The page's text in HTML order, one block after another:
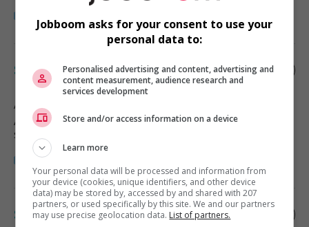
Supervisor, truck drivers
Aldergrove
Automobile, transport et mécanique
spécialisée
Supervisor, truck drivers
Jobboom asks for your consent to use your
personal data to:
Personalised advertising and content, advertising and
content measurement, audience research and
services development
Store and/or access information on a device
Learn more
Your personal data will be processed and information from
your device (cookies, unique identifiers, and other device
data) may be stored by, accessed by and shared with 207
partners, or used specifically by this site. We and our partners
may use precise geolocation data. List of partners.